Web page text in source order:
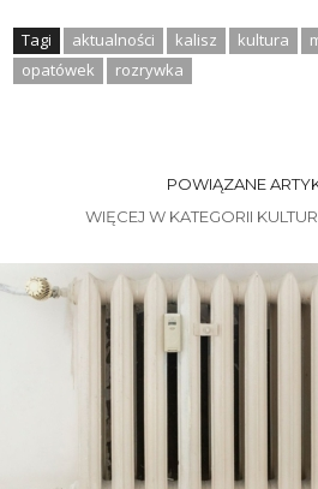
Tagi aktualności kalisz kultura
opatówek
rozrywka
POWIĄZANE
WIĘCEJ W KATEGORII